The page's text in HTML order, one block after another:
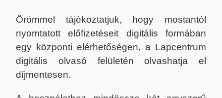
Örömmel tájékoztatjuk, hogy mostantól
nyomtatott előfizetéseit digitális formában
egy központi elérhetőségen, a Lapcentrum
digitális olvasó felületén olvashatja el
díjmentesen.